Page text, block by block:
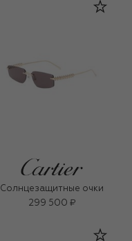
Солнцезащитные очки
299 500 ₽